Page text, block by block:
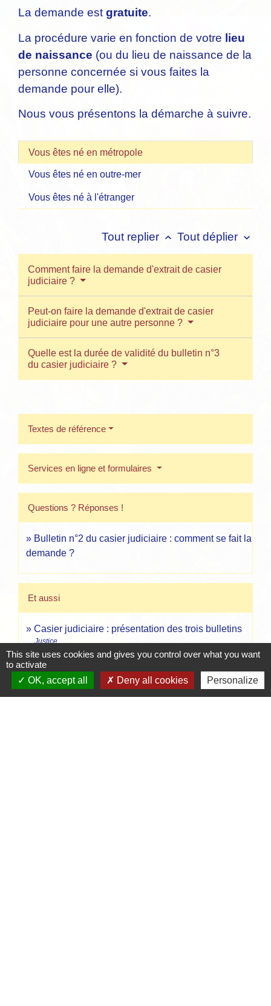
La demande estgratuite.
La procédure varie en fonction de votre lieu
de naissance (ou du lieu de naissance de la
personne concernée si vous faites la
demande pour elle).
Nous vous présentons la démarche à suivre.
Vous êtes né en métropole
Vous êtes né en outre-mer
Vous êtes né à l'étranger
Tout replier keyboard_arrow_up Tout déplier keyboard_arrow_down
Comment faire la demande d'extrait de casier
judiciaire ?
Peut-on faire la demande d'extrait de casier
judiciaire pour une autre personne ?
Quelle est la durée de validité du bulletin n°3
du casier judiciaire ?
Textes de référence
Services en ligne et formulaires
Questions ? Réponses !
Bulletin n°2 du casier judiciaire : comment se fait la
demande ?
Et aussi
Casier judiciaire : présentation des trois bulletins
Justice
Signaler une erreur sur cette page
This site uses cookies and gives you control over what you want
to activate
OK, accept all
Deny all cookies Personalize